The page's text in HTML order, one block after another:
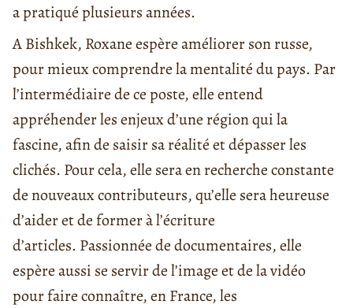
a pratiqué plusieurs années.
A Bishkek, Roxane espère améliorer son russe,
pour mieux comprendre la mentalité du pays. Par
l’intermédiaire de ce poste, elle entend
appréhender les enjeux d’une région qui la
fascine, afin de saisir sa réalité et dépasser les
clichés. Pour cela, elle sera en recherche constante
de nouveaux contributeurs, qu’elle sera heureuse
d’aider et de former à l’écriture
d’articles. Passionnée de documentaires, elle
espère aussi se servir de l’image et de la vidéo
pour faire connaître, en France, les